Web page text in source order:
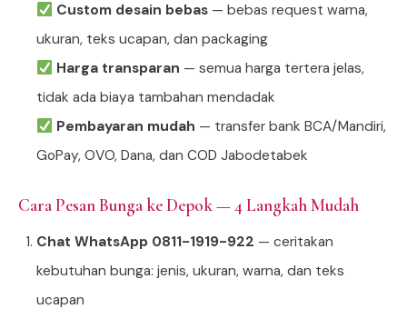
Custom desain bebas— bebas request warna,
ukuran, teks ucapan, dan packaging
Harga transparan — semua harga tertera jelas,
tidak ada biaya tambahan mendadak
Pembayaran mudah — transfer bank BCA/Mandiri,
GoPay, OVO, Dana, dan COD Jabodetabek
Cara Pesan Bunga ke Depok — 4 Langkah Mudah
Chat WhatsApp 0811-1919-922 — ceritakan
kebutuhan bunga: jenis, ukuran, warna, dan teks
ucapan